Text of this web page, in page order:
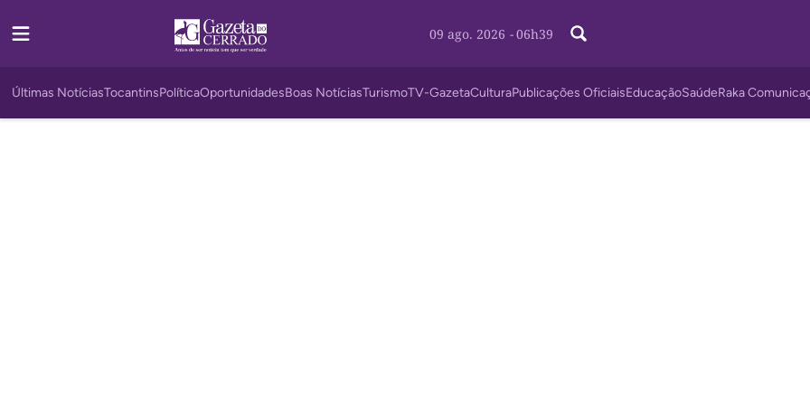
09 ago. 2026 - 06h39
Últimas NotíciasTocantinsPolíticaOportunidadesBoas NotíciasTurismoTV-GazetaCulturaPublicações OficiaisEducaçãoSaúdeRaka